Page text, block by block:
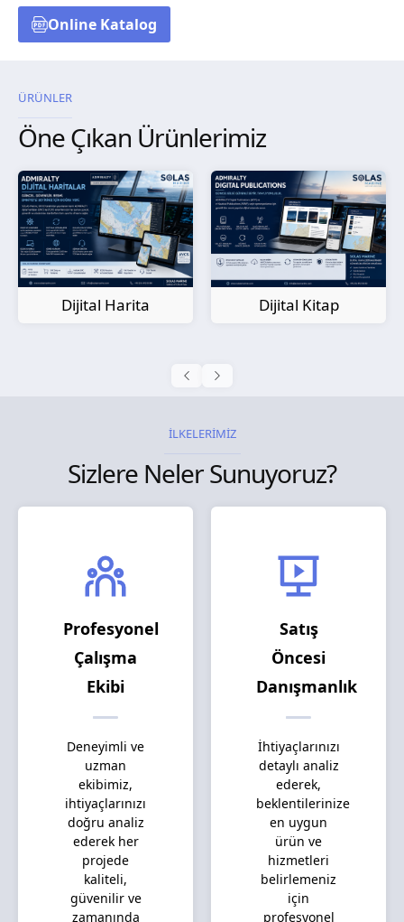
Online Katalog
ÜRÜNLER
Öne Çıkan Ürünlerimiz
Dijital Kitap
Kağıt Harita
İLKELERİMİZ
Sizlere Neler Sunuyoruz?
Profesyonel
Çalışma
Ekibi
Deneyimli ve
uzman
ekibimiz,
ihtiyaçlarınızı
doğru analiz
ederek her
projede
kaliteli,
güvenilir ve
zamanında
Satış
Öncesi
Danışmanlık
İhtiyaçlarınızı
detaylı analiz
ederek,
beklentilerinize
en uygun
ürün ve
hizmetleri
belirlemeniz
için
profesyonel